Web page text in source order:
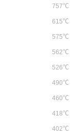
757℃
615℃
575℃
562℃
526℃
490℃
460℃
418℃
402℃